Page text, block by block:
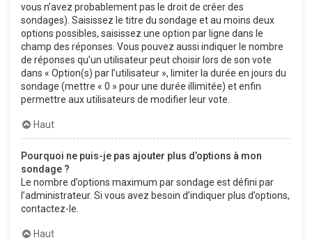
vous n’avez probablement pas le droit de créer des
sondages). Saisissez le titre du sondage et au moins deux
options possibles, saisissez une option par ligne dans le
champ des réponses. Vous pouvez aussi indiquer le nombre
de réponses qu’un utilisateur peut choisir lors de son vote
dans « Option(s) par l’utilisateur », limiter la durée en jours du
sondage (mettre « 0 » pour une durée illimitée) et enfin
permettre aux utilisateurs de modifier leur vote.
Haut
Pourquoi ne puis-je pas ajouter plus d’options à mon
sondage ?
Le nombre d’options maximum par sondage est défini par
l’administrateur. Si vous avez besoin d’indiquer plus d’options,
contactez-le.
Haut